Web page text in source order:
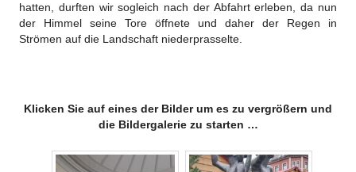
hatten, durften wir sogleich nach der Abfahrt erleben, da nun
der Himmel seine Tore öffnete und daher der Regen in
Strömen auf die Landschaft niederprasselte.
Klicken Sie auf eines der Bilder um es zu vergrößern und
die Bildergalerie zu starten …